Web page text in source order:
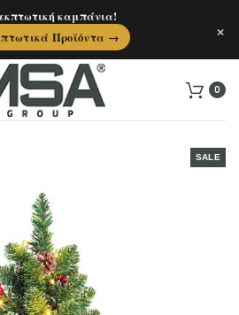
0
SALE
καμπάνια!
Προϊόντα →
×